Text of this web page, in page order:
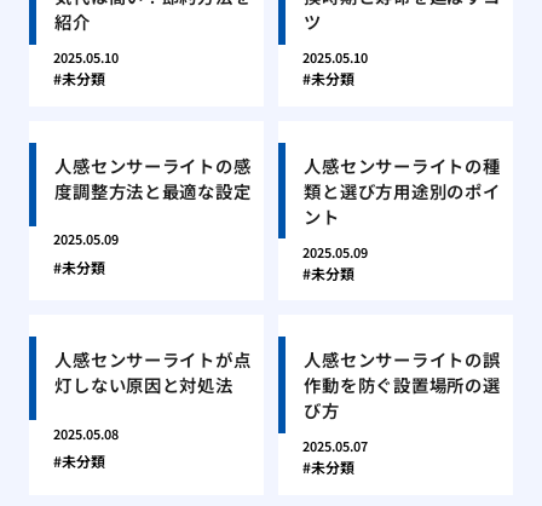
紹介
2025.05.10
未分類
ツ
2025.05.10
未分類
人感センサーライトの感
度調整方法と最適な設定
2025.05.09
未分類
人感センサーライトの種
類と選び方用途別のポイ
ント
2025.05.09
未分類
人感センサーライトが点
灯しない原因と対処法
2025.05.08
未分類
人感センサーライトの誤
作動を防ぐ設置場所の選
び方
2025.05.07
未分類